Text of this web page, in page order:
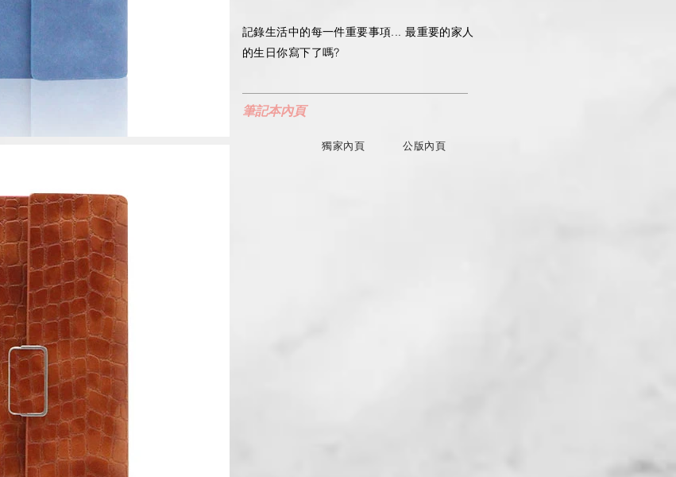
記錄生活中的每一件重要事項... 最重要的家人
的生日你寫下了嗎?
筆記本內頁
獨家內頁 公版內頁